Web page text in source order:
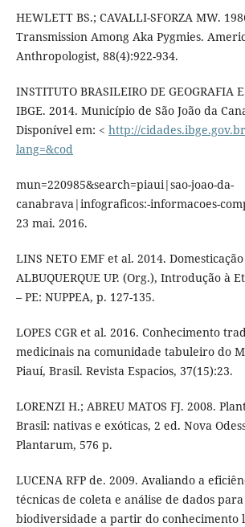
HEWLETT BS.; CAVALLI-SFORZA MW.
Transmission Among Aka Pygmies.
Anthropologist, 88(4):922-934.
INSTITUTO BRASILEIRO DE GEOGRAFIA
IBGE. 2014. Município de São João da
Disponível em: < http://
lang=&cod
mun=220985&search=piaui|sao-joao-da-
canabrava|infograficos:-informacoes-
23 mai. 2016.
LINS NETO EMF et al. 2014.
ALBUQUERQUE UP. (Org.), Introdução à
– PE: NUPPEA, p. 127-135.
LOPES CGR et al. 2016. Conhecimento
medicinais na comunidade tabuleiro do
Piauí, Brasil. Revista Espacios, 37(15):23.
LORENZI H.; ABREU MATOS FJ. 2008.
Brasil: nativas e exóticas, 2 ed. Nova
Plantarum, 576 p.
LUCENA RFP de. 2009. Avaliando a
técnicas de coleta e análise de dados
biodiversidade a partir do conhecimento